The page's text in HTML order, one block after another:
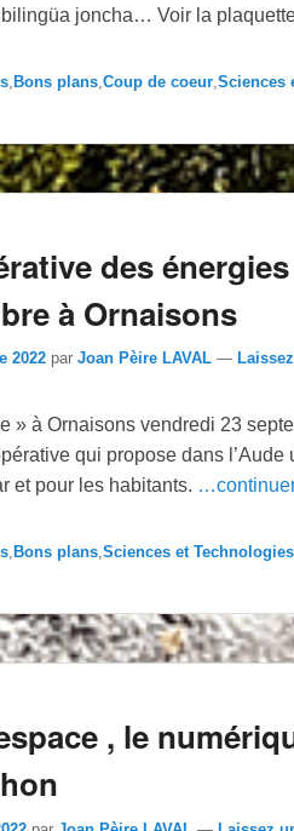
joncha… Voir la
Bons plans Coup de coeur Sciences
des
à Ornaisons
2022 par Joan Pèire LAVAL —
» à Ornaisons vendredi 23
qui propose dans
et pour les habitants.
, Bons plans,Sciences et Technologies
, le